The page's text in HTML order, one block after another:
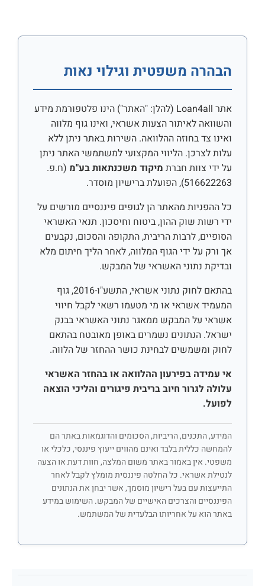
הבהרה משפטית וגילוי נאות
אתר Loan4all (להלן: "האתר") הינו פלטפורמת מידע
והשוואה לאיתור הצעות אשראי, ואינו גוף מלווה
ואינו צד בחוזה ההלוואה. השירות באתר ניתן ללא
עלות לצרכן. הליווי המקצועי למשתמשי האתר ניתן
על ידי צוות חברת מיקוד משכנתאות בע"מ (ח.פ.
516622263), הפועלת ברישיון מוסדר.
כל ההפניות מהאתר הן לגופים פיננסיים מורשים על
ידי רשות שוק ההון, ביטוח וחיסכון. תנאי האשראי
הסופיים, לרבות הריבית, התקופה והסכום, נקבעים
אך ורק על ידי הגוף המלווה, לאחר הליך חיתום מלא
ובדיקת נתוני האשראי של המבקש.
בהתאם לחוק נתוני אשראי, התשע"ו-2016, גוף
המעמיד אשראי או מי מטעמו רשאי לקבל חיווי
אשראי על המבקש ממאגר נתוני האשראי בבנק
ישראל. הנתונים נשמרים באופן מאובטח בהתאם
לחוק ומשמשים לבחינת כושר ההחזר של הלווה.
אי עמידה בפירעון ההלוואה או בהחזר האשראי
עלולה לגרור חיוב בריבית פיגורים והליכי הוצאה
לפועל.
המידע, התכנים, הריביות, הסכומים והדוגמאות באתר הם
להמחשה כללית בלבד ואינם מהווים ייעוץ פיננסי, כלכלי או
משפטי. אין באמור באתר משום המלצה, חוות דעת או הצעה
לנטילת אשראי. כל החלטה פיננסית מומלץ לקבל לאחר
התייעצות עם בעל רישיון מוסמך, אשר יבחן את הנתונים
הפיננסיים והצרכים האישיים של המבקש. השימוש במידע
באתר הוא על אחריותו הבלעדית של המשתמש.